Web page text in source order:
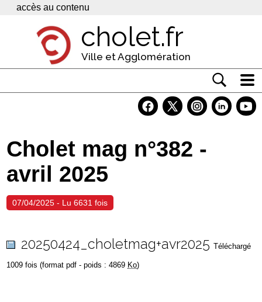
Panneau de gestion des cookies
accès au contenu
cholet.fr
Ville et Agglomération
Economie
Services
Contacts
Cholet mag n°382 -
avril 2025
07/04/2025 - Lu 6631 fois
20250424_choletmag+avr2025 Téléchargé
1009 fois (format pdf - poids : 4869 Ko)